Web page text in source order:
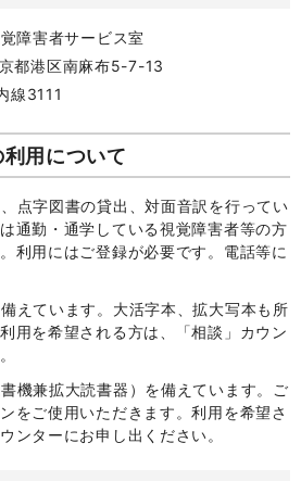
障害者サービス室
港区南麻布5-7-13
3111
用について
点字図書の貸出、対面音訳を行ってい
通勤・通学している視覚障害者等の方
利用にはご登録が必要です。電話等に
えています。大活字本、拡大写本も所
用を希望される方は、「相談」カウン
機兼拡大読書器）を備えています。ご
をご使用いただきます。利用を希望さ
ンターにお申し出ください。